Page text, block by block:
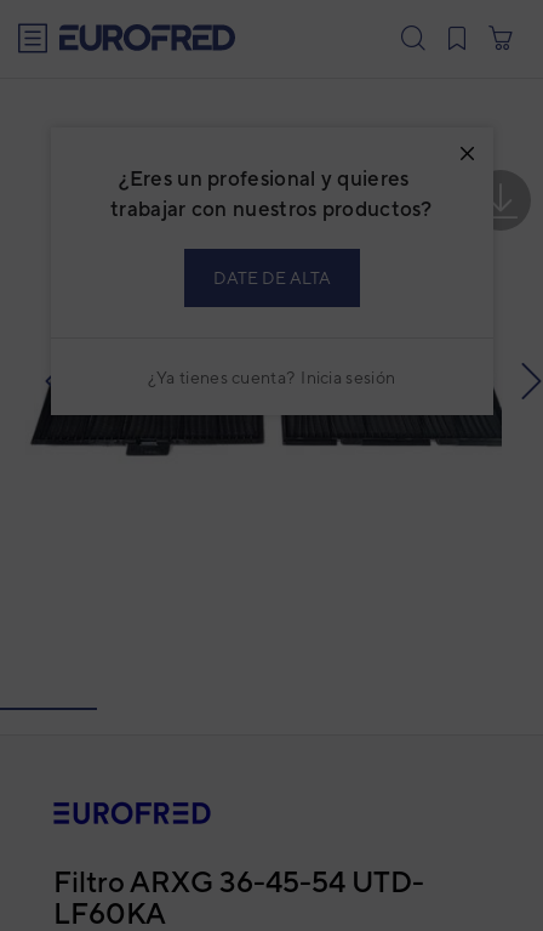
¿Eres un profesional y quieres
trabajar con nuestros productos?
DATE DE ALTA
¿Ya tienes cuenta? Inicia sesión
Filtro ARXG 36-45-54 UTD-
LF60KA